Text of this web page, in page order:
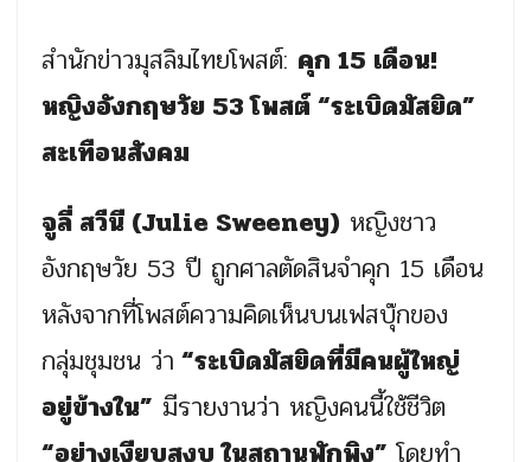
สำนักข่าวมุสลิมไทยโพสต์: คุก 15 เดือน!
หญิงอังกฤษวัย 53 โพสต์ “ระเบิดมัสยิด”
สะเทือนสังคม
จูลี่ สวีนี (Julie Sweeney) หญิงชาว
อังกฤษวัย 53 ปี ถูกศาลตัดสินจำคุก 15 เดือน
หลังจากที่โพสต์ความคิดเห็นบนเฟสบุ๊กของ
กลุ่มชุมชน ว่า “ระเบิดมัสยิดที่มีคนผู้ใหญ่
อยู่ข้างใน” มีรายงานว่า หญิงคนนี้ใช้ชีวิต
“อย่างเงียบสงบ ในสถานพักพิง” โดยทำ